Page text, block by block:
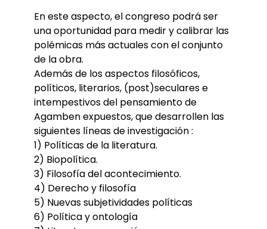
En este aspecto, el congreso podrá ser
una oportunidad para medir y calibrar las
polémicas más actuales con el conjunto
de la obra.
Además de los aspectos filosóficos,
políticos, literarios, (post)seculares e
intempestivos del pensamiento de
Agamben expuestos, que desarrollen las
siguientes líneas de investigación :
1) Políticas de la literatura.
2) Biopolítica.
3) Filosofía del acontecimiento.
4) Derecho y filosofía
5) Nuevas subjetividades políticas
6) Política y ontología